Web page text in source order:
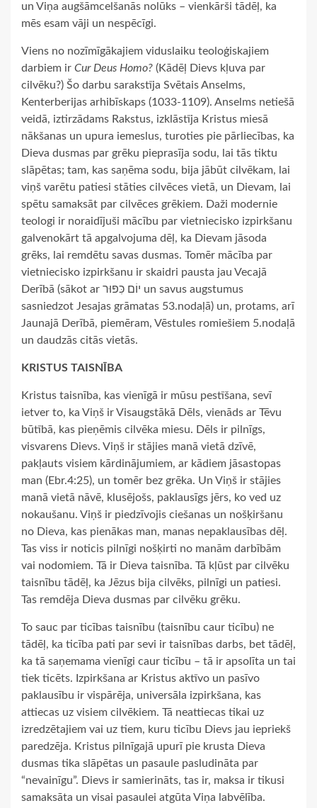
un Viņa augšāmcelšanās nolūks – vienkārši tādēļ, ka
mēs esam vāji un nespēcīgi.
Viens no nozīmīgākajiem viduslaiku teoloģiskajiem
darbiem ir Cur Deus Homo? (Kādēļ Dievs kļuva par
cilvēku?) Šo darbu sarakstīja Svētais Anselms,
Kenterberijas arhibīskaps (1033-1109). Anselms netiešā
veidā, iztirzādams Rakstus, izklāstīja Kristus miesā
nākšanas un upura iemeslus, turoties pie pārliecības, ka
Dieva dusmas par grēku pieprasīja sodu, lai tās tiktu
slāpētas; tam, kas saņēma sodu, bija jābūt cilvēkam, lai
viņš varētu patiesi stāties cilvēces vietā, un Dievam, lai
spētu samaksāt par cilvēces grēkiem. Daži modernie
teologi ir noraidījuši mācību par vietniecisko izpirkšanu
galvenokārt tā apgalvojuma dēļ, ka Dievam jāsoda
grēks, lai remdētu savas dusmas. Tomēr mācība par
vietniecisko izpirkšanu ir skaidri pausta jau Vecajā
Derībā (sākot ar יוֹם כִּפּוּר un savus augstumus
sasniedzot Jesajas grāmatas 53.nodaļā) un, protams, arī
Jaunajā Derībā, piemēram, Vēstules romiešiem 5.nodaļā
un daudzās citās vietās.
KRISTUS TAISNĪBA
Kristus taisnība, kas vienīgā ir mūsu pestīšana, sevī
ietver to, ka Viņš ir Visaugstākā Dēls, vienāds ar Tēvu
būtībā, kas pieņēmis cilvēka miesu. Dēls ir pilnīgs,
visvarens Dievs. Viņš ir stājies manā vietā dzīvē,
pakļauts visiem kārdinājumiem, ar kādiem jāsastopas
man (Ebr.4:25), un tomēr bez grēka. Un Viņš ir stājies
manā vietā nāvē, klusējošs, paklausīgs jērs, ko ved uz
nokaušanu. Viņš ir piedzīvojis ciešanas un nošķiršanu
no Dieva, kas pienākas man, manas nepaklausības dēļ.
Tas viss ir noticis pilnīgi nošķirti no manām darbībām
vai nodomiem. Tā ir Dieva taisnība. Tā kļūst par cilvēku
taisnību tādēļ, ka Jēzus bija cilvēks, pilnīgi un patiesi.
Tas remdēja Dieva dusmas par cilvēku grēku.
To sauc par ticības taisnību (taisnību caur ticību) ne
tādēļ, ka ticība pati par sevi ir taisnības darbs, bet tādēļ,
ka tā saņemama vienīgi caur ticību – tā ir apsolīta un tai
tiek ticēts. Izpirkšana ar Kristus aktīvo un pasīvo
paklausību ir vispārēja, universāla izpirkšana, kas
attiecas uz visiem cilvēkiem. Tā neattiecas tikai uz
izredzētajiem vai uz tiem, kuru ticību Dievs jau iepriekš
paredzēja. Kristus pilnīgajā upurī pie krusta Dieva
dusmas tika slāpētas un pasaule pasludināta par
“nevainīgu”. Dievs ir samierināts, tas ir, maksa ir tikusi
samaksāta un visai pasaulei atgūta Viņa labvēlība.